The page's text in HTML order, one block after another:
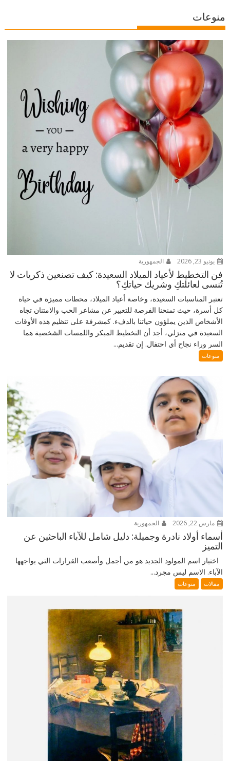
منوعات
يونيو 23, 2026 الجمهورية
فن التخطيط لأعياد الميلاد السعيدة: كيف تصنعين ذكريات لا
تُنسى لعائلتكِ وشريك حياتكِ؟
تعتبر المناسبات السعيدة، وخاصة أعياد الميلاد، محطات مميزة في حياة
كل أسرة، حيث تمنحنا الفرصة للتعبير عن مشاعر الحب والامتنان تجاه
الأشخاص الذين يملؤون حياتنا بالدفء. كمشرفة على تنظيم هذه الأوقات
السعيدة في منزلي، أجد أن التخطيط المبكر واللمسات الشخصية هما
السر وراء نجاح أي احتفال. إن تقديم...
منوعات
مارس 22, 2026 الجمهورية
أسماء أولاد نادرة وجميلة: دليل شامل للآباء الباحثين عن
التميز
اختيار اسم المولود الجديد هو من أجمل وأصعب القرارات التي يواجهها
الآباء. الاسم ليس مجرد...
مقالات منوعات